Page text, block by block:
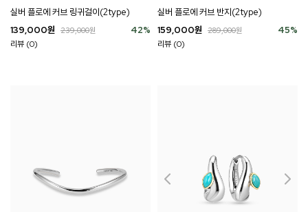
실버 플로에 커브 링귀걸이(2type)
42%
139,000원 239,000원
리뷰 (0)
실버 플로에 커브 반지(2type)
45%
159,000원 289,000원
리뷰 (0)